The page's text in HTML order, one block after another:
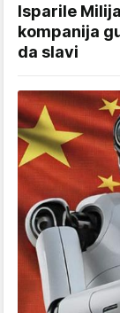
Isparile
kompanija
da slavi